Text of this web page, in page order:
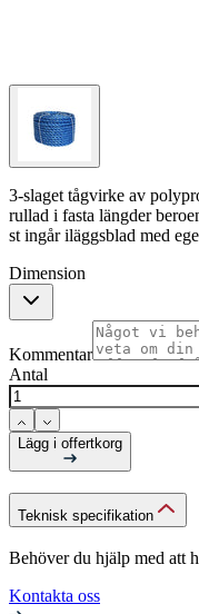
3-slaget tågvirke av
rullad i fasta längder
st ingår iläggsblad med
Dimension
Kommentar
Antal
Lägg i offertkorg
Teknisk specifikation
Behöver du hjälp med att
Kontakta oss